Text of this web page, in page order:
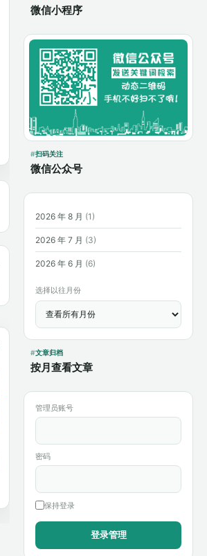
微信小程序
扫码关注
微信公众号
2026 年 8 月 (1)
2026 年 7 月 (3)
2026 年 6 月 (6)
选择以往月份
文章归档
按月查看文章
管理员账号
密码
保持登录